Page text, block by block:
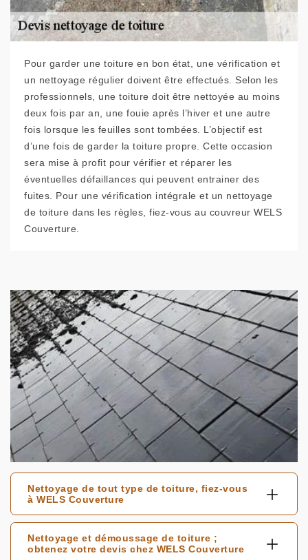
Pour garder une toiture en bon état, une vérification et
un nettoyage régulier doivent être effectués. Selon les
professionnels, une toiture doit être nettoyée au moins
deux fois par an, une fouie après l’hiver et une autre
fois lorsque les feuilles sont tombées. L’objectif est
d’une fois de garder la toiture propre. Cette occasion
sera mise à profit pour vérifier et réparer les
éventuelles défaillances qui peuvent entrainer des
fuites. Pour une vérification intégrale et un nettoyage
de toiture dans les règles, fiez-vous au couvreur WELS
Couverture.
Nettoyage de tout type de toiture, fiez-vous
à WELS Couverture
Nettoyage et démoussage de toiture ;
obtenez votre devis chez WELS Couverture